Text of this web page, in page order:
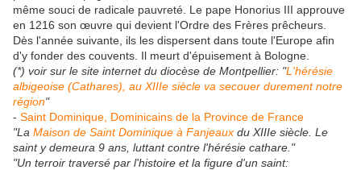
même souci de radicale pauvreté. Le pape Honorius III approuve
en 1216 son œuvre qui devient l'Ordre des Frères prêcheurs.
Dès l'année suivante, ils les dispersent dans toute l'Europe afin
d'y fonder des couvents. Il meurt d'épuisement à Bologne.
(*) voir sur le site internet du diocèse de Montpellier: "L'hérésie
albigeoise (Cathares), au XIIIe siècle va secouer durement notre
région"
- Saint Dominique, Dominicains de la Province de France
"La Maison de Saint Dominique à Fanjeaux du XIIIe siècle. Le
saint y demeura 9 ans, luttant contre l'hérésie cathare."
"Un terroir traversé par l'histoire et la figure d'un saint: